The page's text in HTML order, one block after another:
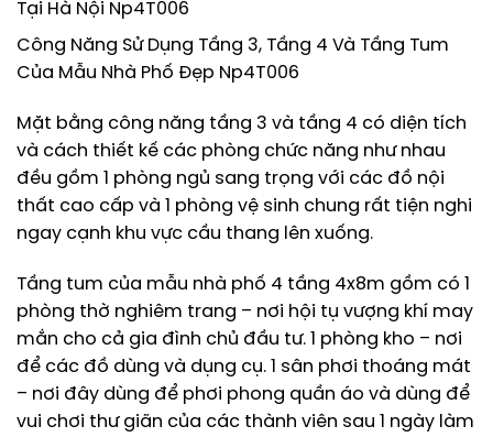
Công Năng Sử Dụng Tầng 3, Tầng 4 Và Tầng Tum
Của Mẫu Nhà Phố Đẹp Np4T006
Mặt bằng công năng tầng 3 và tầng 4 có diện tích
và cách thiết kế các phòng chức năng như nhau
đều gồm 1 phòng ngủ sang trọng với các đồ nội
thất cao cấp và 1 phòng vệ sinh chung rất tiện nghi
ngay cạnh khu vực cầu thang lên xuống.
Tầng tum của mẫu nhà phố 4 tầng 4x8m gồm có 1
phòng thờ nghiêm trang – nơi hội tụ vượng khí may
mắn cho cả gia đình chủ đầu tư. 1 phòng kho – nơi
để các đồ dùng và dụng cụ. 1 sân phơi thoáng mát
– nơi đây dùng để phơi phong quần áo và dùng để
vui chơi thư giãn của các thành viên sau 1 ngày làm